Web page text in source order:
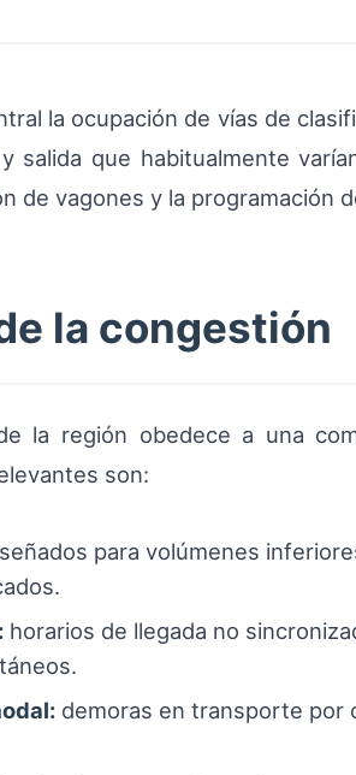
la ocupación de vías de
salida que habitualmente
de vagones y la programación
la congestión
la región obedece a una
son:
para volúmenes
horarios de llegada no
demoras en transporte por